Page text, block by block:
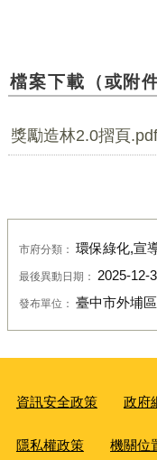
檔案下載（或附件
獎勵造林2.0摺頁.pdf
市府分類： 環保綠化,宣
最後異動日期： 2025-12-
發布單位： 臺中市外埔
資訊安全政策 政府
隱私權政策 機關位